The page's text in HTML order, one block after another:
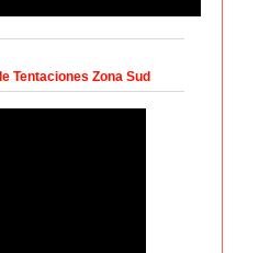
Tentaciones Zona Sud